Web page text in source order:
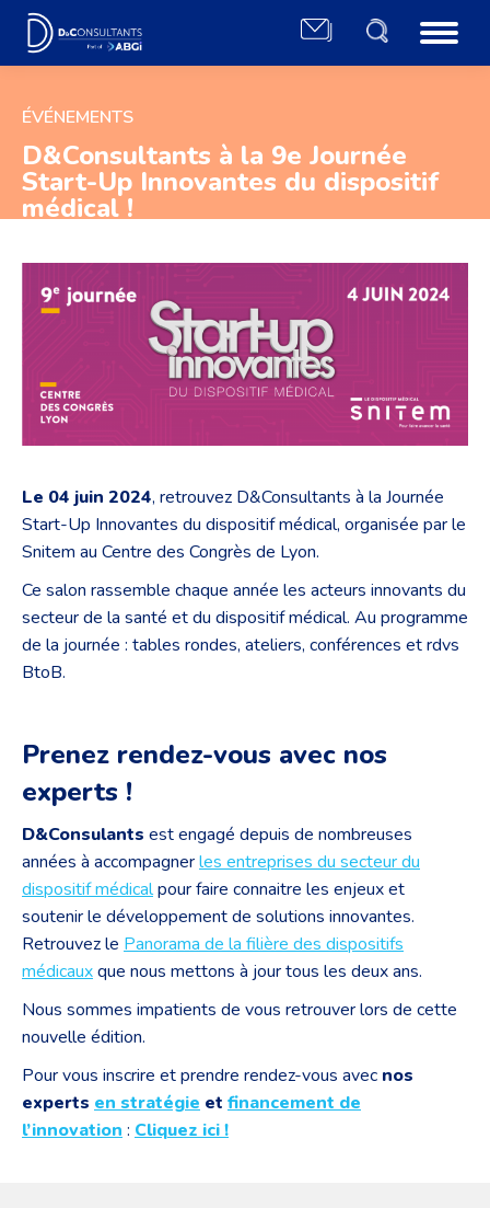
ÉVÉNEMENTS
D&Consultants à la 9e Journée
Start-Up Innovantes du dispositif
médical !
Le 04 juin 2024, retrouvez D&Consultants à la Journée
Start-Up Innovantes du dispositif médical, organisée par le
Snitem au Centre des Congrès de Lyon.
Ce salon rassemble chaque année les acteurs innovants du
secteur de la santé et du dispositif médical. Au programme
de la journée : tables rondes, ateliers, conférences et rdvs
BtoB.
Prenez rendez-vous avec nos
experts !
D&Consulants est engagé depuis de nombreuses
années à accompagnerles entreprises du secteur du
dispositif médicalpour faire connaitre les enjeux et
soutenir le développement de solutions innovantes.
Retrouvez le Panorama de la filière des dispositifs
médicauxque nous mettons à jour tous les deux ans.
Nous sommes impatients de vous retrouver lors de cette
nouvelle édition.
Pour vous inscrire et prendre rendez-vous avec nos
experts en stratégie et financement de
l’innovation : Cliquez ici !